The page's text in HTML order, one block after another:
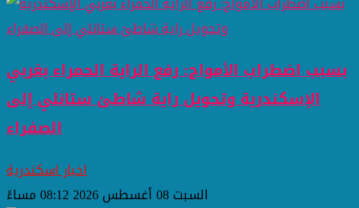
بسبب اضطراب الأمواج: رفع الراية الحمراء بغربي
الإسكندرية وتحويل راية شاطئ ستانلي إلى
الصفراء
اخبار اسكندرية
السبت 08 أغسطس 2026 08:12 مساءً